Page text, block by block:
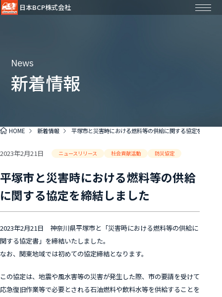
日本BCP株式会社
News
新着情報
HOME 新着情報 平塚市と災害時における燃料等の供給に関する協定を締結し
2023年2月21日 ニュースリリース 社会貢献活動 防災協定
平塚市と災害時における燃料等の供給
に関する協定を締結しました
2023年2月21日 神奈川県平塚市と「災害時における燃料等の供給に
関する協定書」を締結いたしました。
なお、関東地域では初めての協定締結となります。
この協定は、地震や風水害等の災害が発生した際、市の要請を受けて
応急復旧作業等で必要とされる石油燃料や飲料水等を供給することを